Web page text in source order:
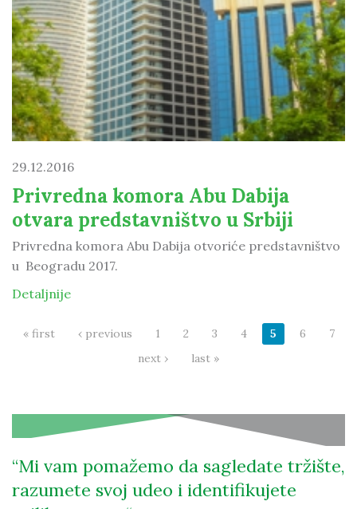
29.12.2016
Privredna komora Abu Dabija
otvara predstavništvo u Srbiji
Privredna komora Abu Dabija otvoriće predstavništvo
u Beogradu 2017.
Detaljnije
Pages
« first ‹ previous 1 2 3 4 5 6
7
next ›
last »
Mi vam pomažemo da sagledate tržište,
razumete svoj udeo i identifikujete